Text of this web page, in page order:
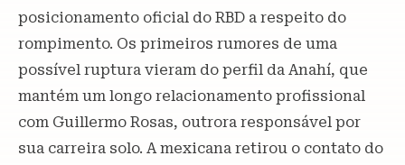
posicionamento oficial do RBD a respeito do
rompimento. Os primeiros rumores de uma
possível ruptura vieram do perfil da Anahí, que
mantém um longo relacionamento profissional
com Guillermo Rosas, outrora responsável por
sua carreira solo. A mexicana retirou o contato do